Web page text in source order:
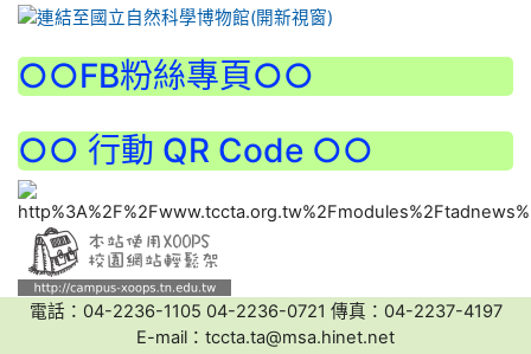
○○FB粉絲專頁○○
○○ 行動 QR Code ○○
電話：04-2236-1105 04-2236-0721 傳真：04-2237-4197
E-mail：tccta.ta@msa.hinet.net